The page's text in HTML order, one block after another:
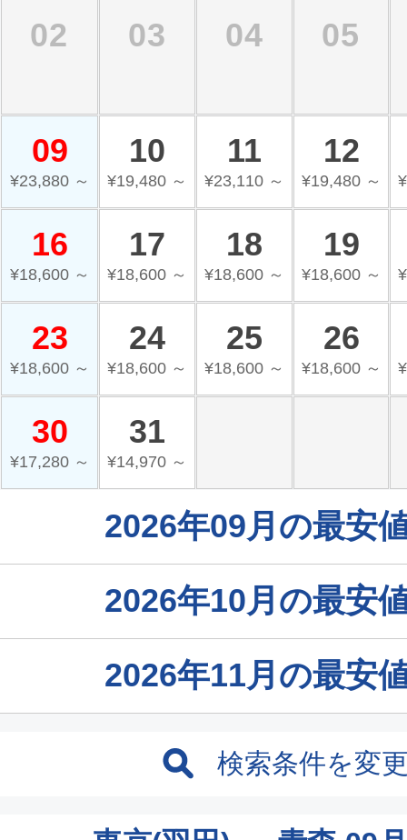
02 03 04 05
09
¥23,880 ～
10
¥19,480 ～
11
¥23,110 ～
12
¥19,480 ～
16
¥18,600 ～
17
¥18,600 ～
18
¥18,600 ～
19
¥18,600 ～
23
¥18,600 ～
24
¥18,600 ～
25
¥18,600 ～
26
¥18,600 ～
30
¥17,280 ～
31
¥14,970 ～
2026年09月の最安
2026年10月の最安
2026年11月の最安
検索条件を変